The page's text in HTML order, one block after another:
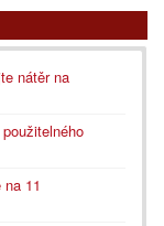
nátěr na
11